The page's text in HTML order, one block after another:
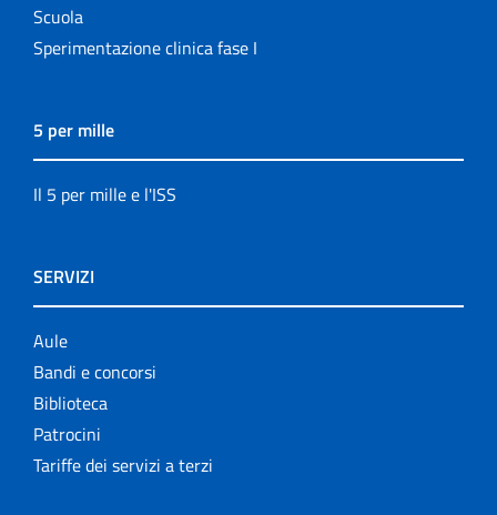
Scuola
Sperimentazione clinica fase I
5 per mille
Il 5 per mille e l'ISS
SERVIZI
Aule
Bandi e concorsi
Biblioteca
Patrocini
Tariffe dei servizi a terzi